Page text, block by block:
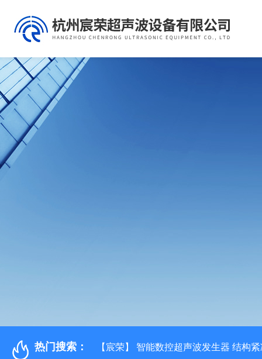
热门搜索： 【宸荣】 智能数控超声波发生器 结构